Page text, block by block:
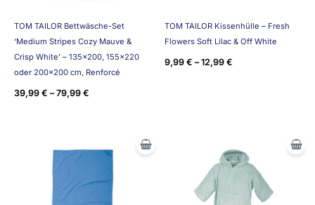
TOM TAILOR Bettwäsche-Set
‘Medium Stripes Cozy Mauve &
Crisp White’ – 135×200, 155×220
oder 200×200 cm, Renforcé
39,99 € –79,99 €
TOM TAILOR Kissenhülle – Fresh
Flowers Soft Lilac & Off White
9,99 € –12,99 €